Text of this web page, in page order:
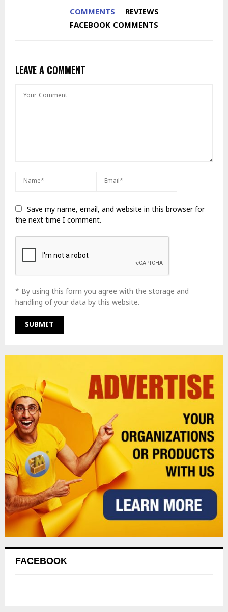
COMMENTS
REVIEWS
FACEBOOK COMMENTS
LEAVE A COMMENT
Save my name, email, and website in this browser for
the next time I comment.
* By using this form you agree with the storage and
handling of your data by this website.
FACEBOOK